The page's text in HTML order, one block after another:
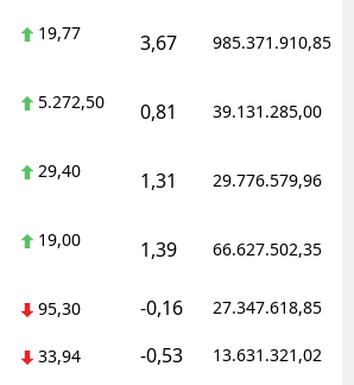
19,77 3,67 985.371.910,85
5.272,50 0,81 39.131.285,00
29,40 1,31 29.776.579,96
19,00 1,39 66.627.502,35
95,30 -0,16 27.347.618,85
33,94 -0,53 13.631.321,02